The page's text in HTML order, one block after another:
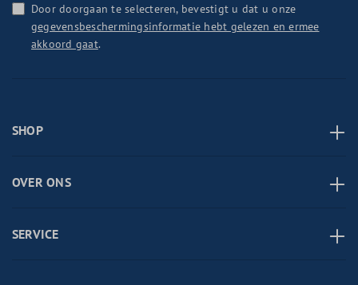
Door doorgaan te selecteren, bevestigt u dat u onze
gegevensbeschermingsinformatie hebt gelezen en ermee
akkoord gaat.
SHOP
OVER ONS
SERVICE